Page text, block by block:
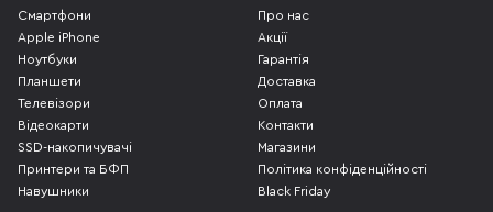
Смартфони
Apple iPhone
Ноутбуки
Планшети
Телевізори
Відеокарти
SSD-накопичувачі
Принтери та БФП
Навушники
Про нас
Акції
Гарантія
Доставка
Оплата
Контакти
Магазини
Політика конфіденційності
Black Friday